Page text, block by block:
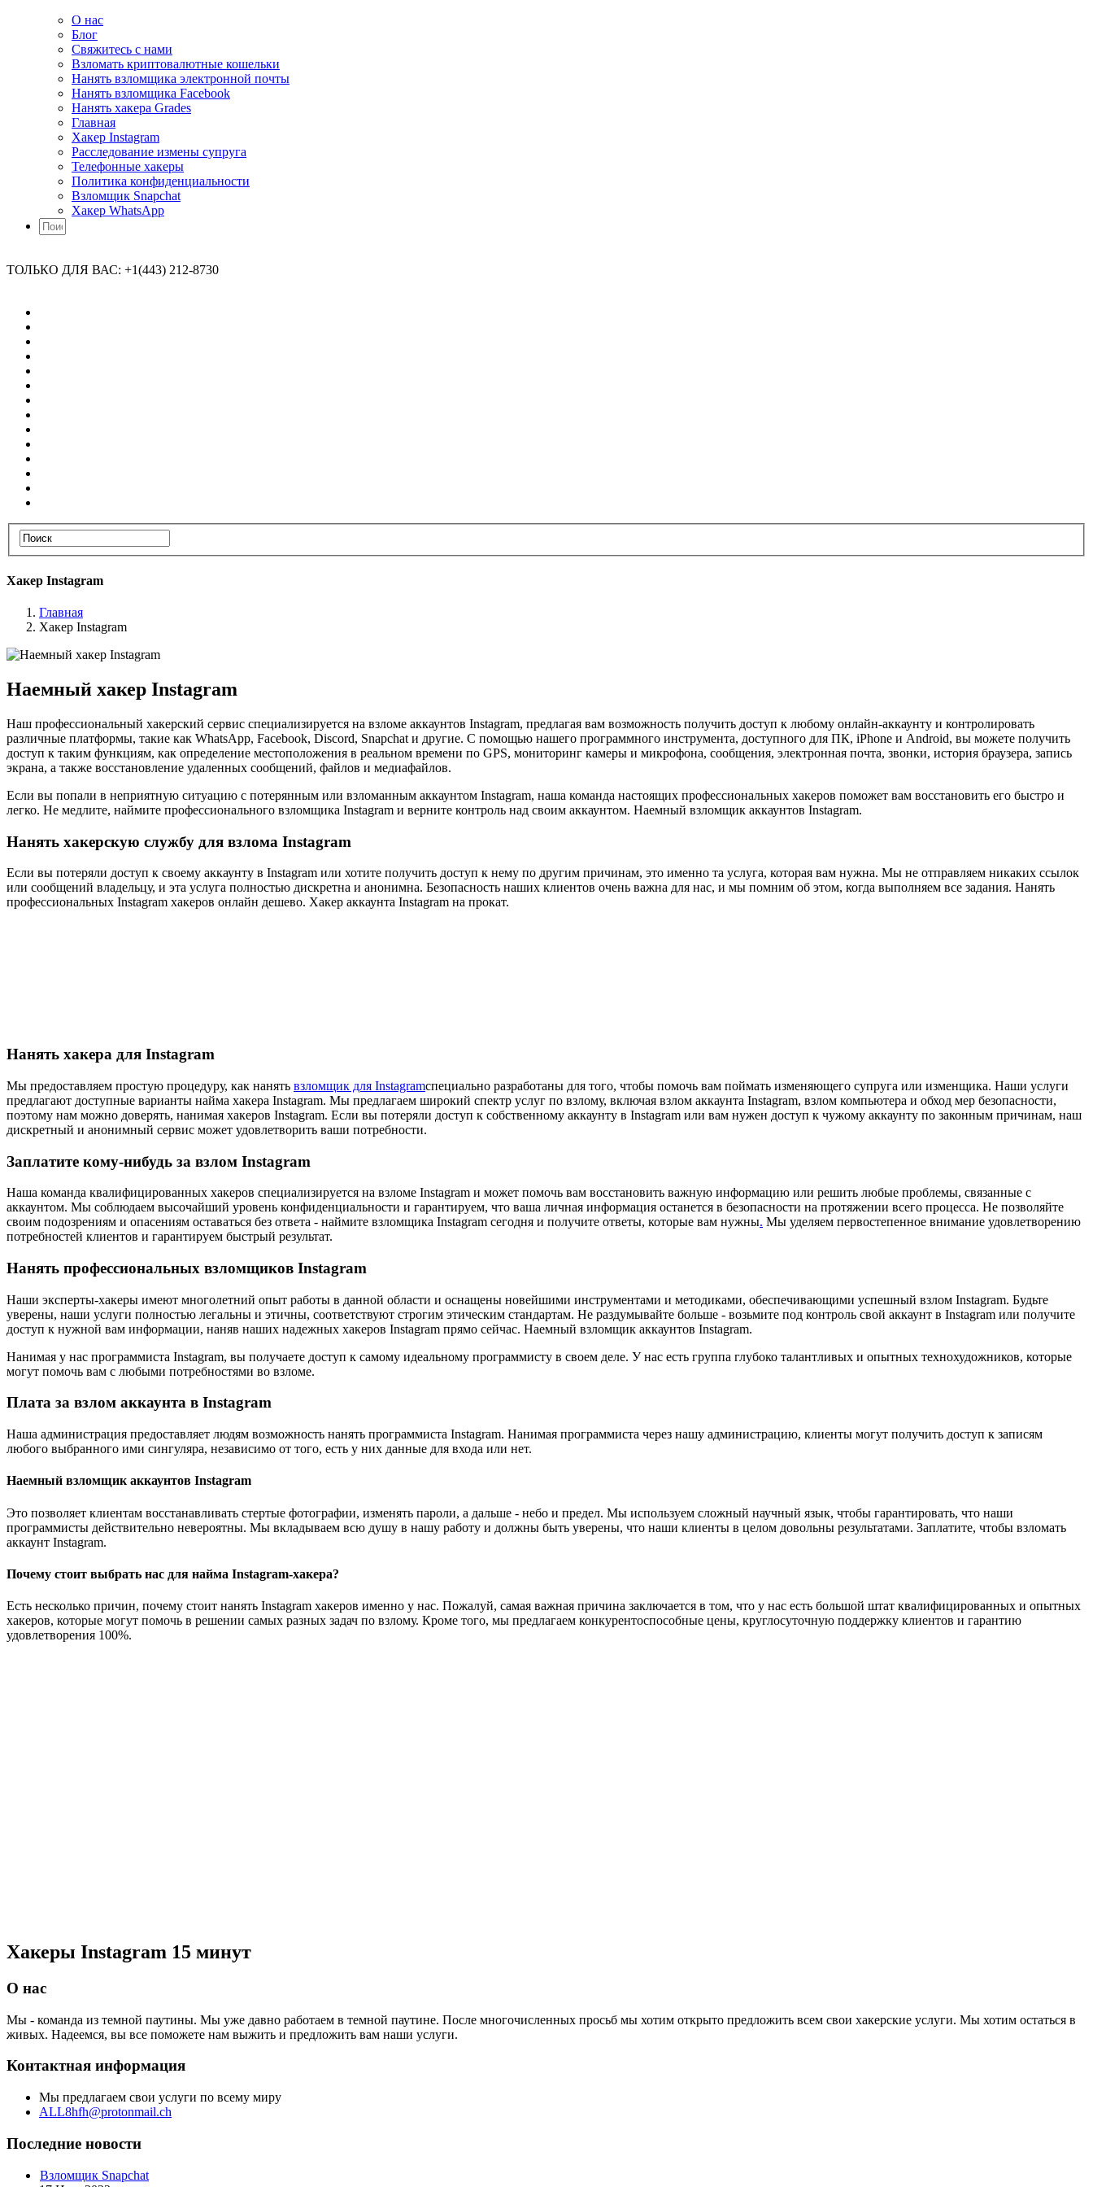
О нас
Блог
Свяжитесь с нами
Взломать криптовалютные кошельки
Нанять взломщика электронной почты
Нанять взломщика Facebook
Нанять хакера Grades
Главная
Хакер Instagram
Расследование измены супруга
Телефонные хакеры
Политика конфиденциальности
Взломщик Snapchat
Хакер WhatsApp
ТОЛЬКО ДЛЯ ВАС: +1(443) 212-8730
Хакер Instagram
Главная
Хакер Instagram
Наемный хакер Instagram
Наш профессиональный хакерский сервис специализируется на взломе аккаунтов Instagram, предлагая вам возможность получить доступ к любому онлайн-аккаунту и контролировать
различные платформы, такие как WhatsApp, Facebook, Discord, Snapchat и другие. С помощью нашего программного инструмента, доступного для ПК, iPhone и Android, вы можете получить
доступ к таким функциям, как определение местоположения в реальном времени по GPS, мониторинг камеры и микрофона, сообщения, электронная почта, звонки, история браузера, запись
экрана, а также восстановление удаленных сообщений, файлов и медиафайлов.
Если вы попали в неприятную ситуацию с потерянным или взломанным аккаунтом Instagram, наша команда настоящих профессиональных хакеров поможет вам восстановить его быстро и
легко. Не медлите, наймите профессионального взломщика Instagram и верните контроль над своим аккаунтом. Наемный взломщик аккаунтов Instagram.
Нанять хакерскую службу для взлома Instagram
Если вы потеряли доступ к своему аккаунту в Instagram или хотите получить доступ к нему по другим причинам, это именно та услуга, которая вам нужна. Мы не отправляем никаких ссылок
или сообщений владельцу, и эта услуга полностью дискретна и анонимна. Безопасность наших клиентов очень важна для нас, и мы помним об этом, когда выполняем все задания. Нанять
профессиональных Instagram хакеров онлайн дешево. Хакер аккаунта Instagram на прокат.
Нанять хакера для Instagram
Мы предоставляем простую процедуру, как нанять взломщик для Instagramспециально разработаны для того, чтобы помочь вам поймать изменяющего супруга или изменщика. Наши услуги
предлагают доступные варианты найма хакера Instagram. Мы предлагаем широкий спектр услуг по взлому, включая взлом аккаунта Instagram, взлом компьютера и обход мер безопасности,
поэтому нам можно доверять, нанимая хакеров Instagram. Если вы потеряли доступ к собственному аккаунту в Instagram или вам нужен доступ к чужому аккаунту по законным причинам, наш
дискретный и анонимный сервис может удовлетворить ваши потребности.
Заплатите кому-нибудь за взлом Instagram
Наша команда квалифицированных хакеров специализируется на взломе Instagram и может помочь вам восстановить важную информацию или решить любые проблемы, связанные с
аккаунтом. Мы соблюдаем высочайший уровень конфиденциальности и гарантируем, что ваша личная информация останется в безопасности на протяжении всего процесса. Не позволяйте
своим подозрениям и опасениям оставаться без ответа - наймите взломщика Instagram сегодня и получите ответы, которые вам нужны. Мы уделяем первостепенное внимание удовлетворению
потребностей клиентов и гарантируем быстрый результат.
Нанять профессиональных взломщиков Instagram
Наши эксперты-хакеры имеют многолетний опыт работы в данной области и оснащены новейшими инструментами и методиками, обеспечивающими успешный взлом Instagram. Будьте
уверены, наши услуги полностью легальны и этичны, соответствуют строгим этическим стандартам. Не раздумывайте больше - возьмите под контроль свой аккаунт в Instagram или получите
доступ к нужной вам информации, наняв наших надежных хакеров Instagram прямо сейчас. Наемный взломщик аккаунтов Instagram.
Нанимая у нас программиста Instagram, вы получаете доступ к самому идеальному программисту в своем деле. У нас есть группа глубоко талантливых и опытных технохудожников, которые
могут помочь вам с любыми потребностями во взломе.
Плата за взлом аккаунта в Instagram
Наша администрация предоставляет людям возможность нанять программиста Instagram. Нанимая программиста через нашу администрацию, клиенты могут получить доступ к записям
любого выбранного ими сингуляра, независимо от того, есть у них данные для входа или нет.
Наемный взломщик аккаунтов Instagram
Это позволяет клиентам восстанавливать стертые фотографии, изменять пароли, а дальше - небо и предел. Мы используем сложный научный язык, чтобы гарантировать, что наши
программисты действительно невероятны. Мы вкладываем всю душу в нашу работу и должны быть уверены, что наши клиенты в целом довольны результатами. Заплатите, чтобы взломать
аккаунт Instagram.
Почему стоит выбрать нас для найма Instagram-хакера?
Есть несколько причин, почему стоит нанять Instagram хакеров именно у нас. Пожалуй, самая важная причина заключается в том, что у нас есть большой штат квалифицированных и опытных
хакеров, которые могут помочь в решении самых разных задач по взлому. Кроме того, мы предлагаем конкурентоспособные цены, круглосуточную поддержку клиентов и гарантию
удовлетворения 100%.
Хакеры Instagram 15 минут
О нас
Мы - команда из темной паутины. Мы уже давно работаем в темной паутине. После многочисленных просьб мы хотим открыто предложить всем свои хакерские услуги. Мы хотим остаться в
живых. Надеемся, вы все поможете нам выжить и предложить вам наши услуги.
Контактная информация
Мы предлагаем свои услуги по всему миру
ALL8hfh@protonmail.ch
Последние новости
Взломщик Snapchat